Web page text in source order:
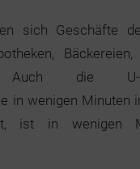
sich Geschäfte
Auch die U-
in wenigen Minuten
ist in wenigen